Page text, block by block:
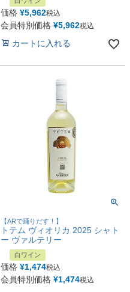
価格 ¥5,962税込
会員特別価格 ¥5,962税込
カートに入れる
【ARで踊りだす！】
トテム ヴィオリカ 2025 シャト
ー ヴァルテリー
白ワイン
価格 ¥1,474税込
会員特別価格 ¥1,474税込